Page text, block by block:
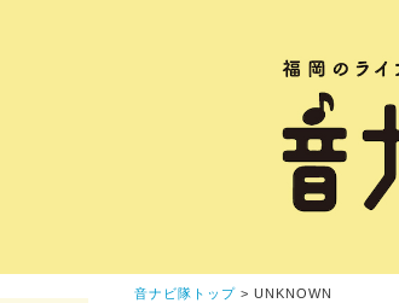
音ナビ隊トップ > UNKNOWN